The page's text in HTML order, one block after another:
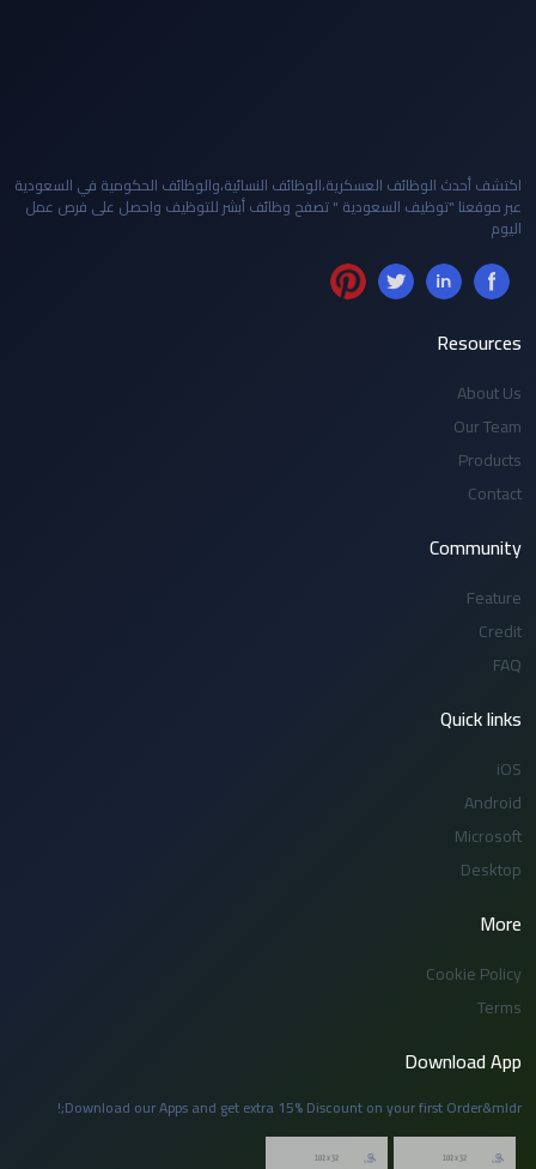
اكتشف أحدث الوظائف العسكرية،الوظائف النسائية،والوظائف الحكومية في السعودية
عبر موقعنا "توظيف السعودية " تصفح وظائف أبشر للتوظيف واحصل على فرص عمل
اليوم
Resources
About Us
Our Team
Products
Contact
Community
Feature
Credit
FAQ
Quick links
iOS
Android
Microsoft
Desktop
More
Cookie Policy
Terms
Download App
Download our Apps and get extra 15% Discount on your first Order&mldr;!